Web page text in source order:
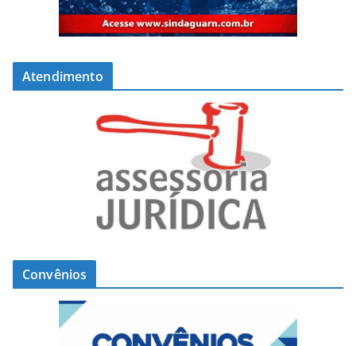
Atendimento
Convênios